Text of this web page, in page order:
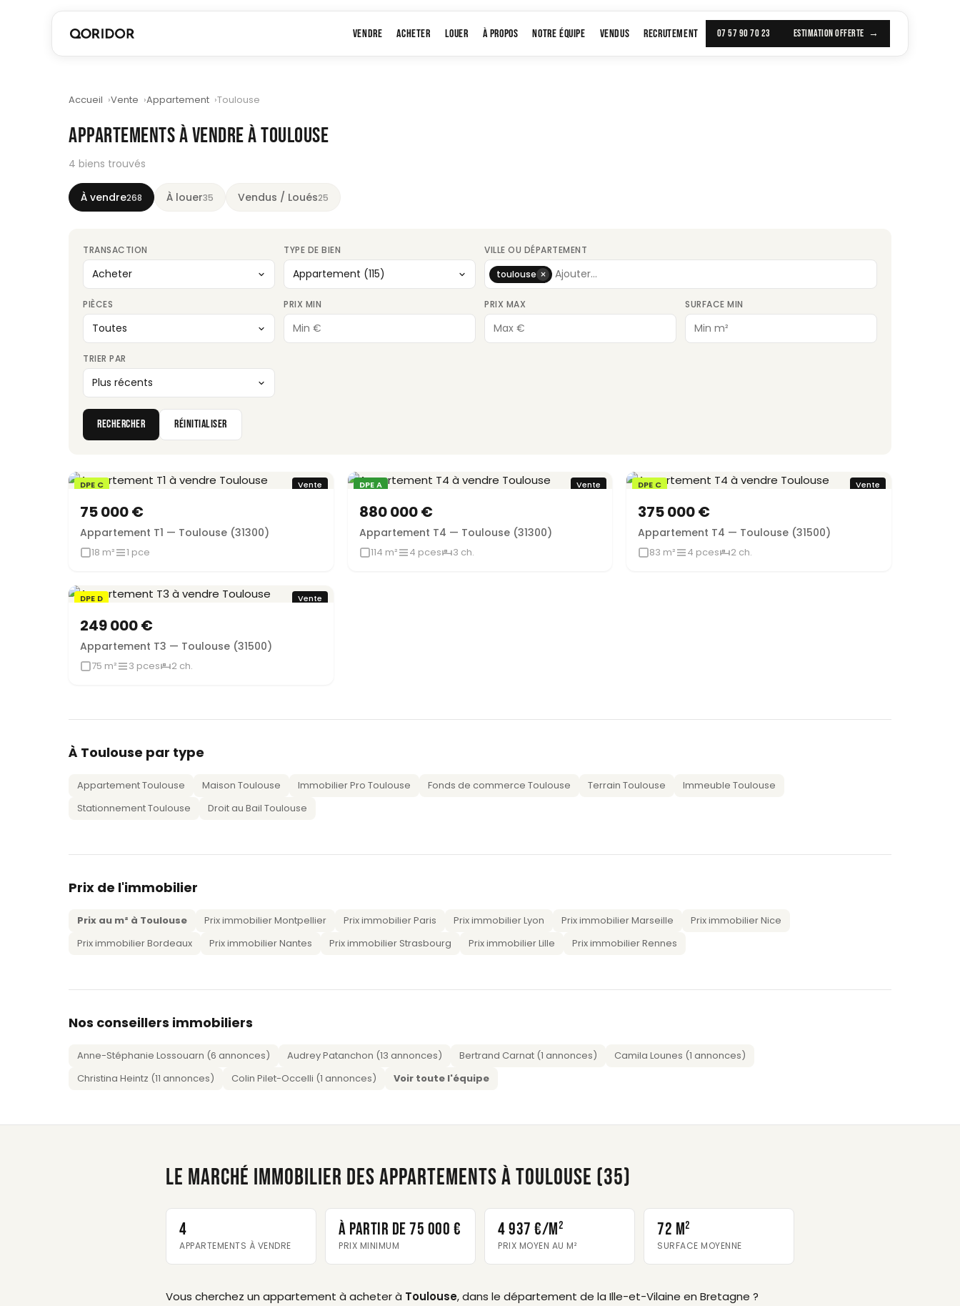
VENDRE ACHETER LOUER À PROPOS NOTRE ÉQUIPE VENDUS RECRUTEMENT 07 57 90 70 23 ESTIMATION OFFERTE
Accueil Vente Appartement Toulouse
APPARTEMENTS À VENDRE À TOULOUSE
4 biens trouvés
À vendre268 À louer35 Vendus / Loués25
TRANSACTION TYPE DE BIEN
VILLE OU DÉPARTEMENT
toulouse ×
PIÈCES PRIX MIN PRIX MAX SURFACE MIN
TRIER PAR
RECHERCHER RÉINITIALISER
DPE C Vente
75 000 €
Appartement T1 — Toulouse (31300)
18 m² 1 pce
DPE A Vente
880 000 €
Appartement T4 — Toulouse (31300)
114 m² 4 pces 3 ch.
DPE C Vente
375 000 €
Appartement T4 — Toulouse (31500)
83 m² 4 pces 2 ch.
DPE D Vente
249 000 €
Appartement T3 — Toulouse (31500)
75 m² 3 pces 2 ch.
À Toulouse par type
Appartement Toulouse Maison Toulouse Immobilier Pro Toulouse Fonds de commerce Toulouse Terrain Toulouse
Immeuble Toulouse
Stationnement Toulouse
Droit au Bail Toulouse
Prix de l'immobilier
Prix au m² à Toulouse Prix immobilier Montpellier Prix immobilier Paris Prix immobilier Lyon Prix immobilier Marseille
Prix immobilier Nice
Prix immobilier Bordeaux
Prix immobilier Nantes Prix immobilier Strasbourg Prix immobilier Lille Prix immobilier Rennes
Nos conseillers immobiliers
Anne-Stéphanie Lossouarn (6 annonces) Audrey Patanchon (13 annonces) Bertrand Carnat (1 annonces)
Camila Lounes (1 annonces)
Christina Heintz (11 annonces)
Colin Pilet-Occelli (1 annonces) Voir toute l'équipe
LE MARCHÉ IMMOBILIER DES APPARTEMENTS À TOULOUSE (35)
4
APPARTEMENTS À VENDRE
À partir de 75 000 €
PRIX MINIMUM
4 937 €/m²
PRIX MOYEN AU M²
72 m²
SURFACE MOYENNE
Vous cherchez un appartement à acheter à Toulouse, dans le département de la Ille-et-Vilaine en Bretagne ?